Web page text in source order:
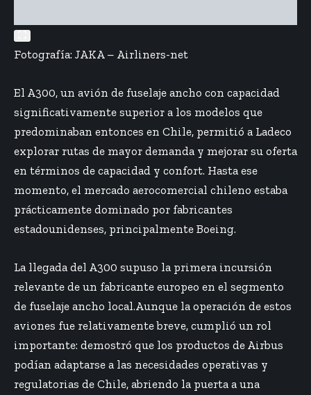
Fotografía: JAKA – Airliners-net
El A300, un avión de fuselaje ancho con capacidad
significativamente superior a los modelos que
predominaban entonces en Chile, permitió a Ladeco
explorar rutas de mayor demanda y mejorar su oferta
en términos de capacidad y confort. Hasta ese
momento, el mercado aerocomercial chileno estaba
prácticamente dominado por fabricantes
estadounidenses, principalmente Boeing.
La llegada del A300 supuso la primera incursión
relevante de un fabricante europeo en el segmento
de fuselaje ancho local.Aunque la operación de estos
aviones fue relativamente breve, cumplió un rol
importante: demostró que los productos de Airbus
podían adaptarse a las necesidades operativas y
regulatorias de Chile, abriendo la puerta a una